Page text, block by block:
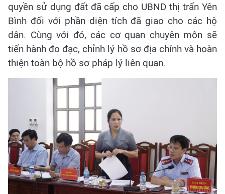
quyền sử dụng đất đã cấp cho UBND thị trấn Yên
Bình đối với phần diện tích đã giao cho các hộ
dân. Cùng với đó, các cơ quan chuyên môn sẽ
tiến hành đo đạc, chỉnh lý hồ sơ địa chính và hoàn
thiện toàn bộ hồ sơ pháp lý liên quan.